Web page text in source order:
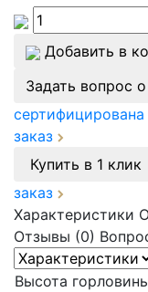
Добавить в
Задать вопрос
сертифицирована
заказ
Купить в 1 клик
заказ
Характеристики
Отзывы (0)
Высота